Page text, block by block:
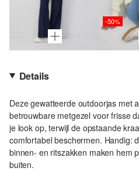
-50%
Details
Deze gewatteerde outdoorjas met
betrouwbare metgezel voor frisse
je look op, terwijl de opstaande
comfortabel beschermen. Handig:
binnen- en ritszakken maken hem
buiten.